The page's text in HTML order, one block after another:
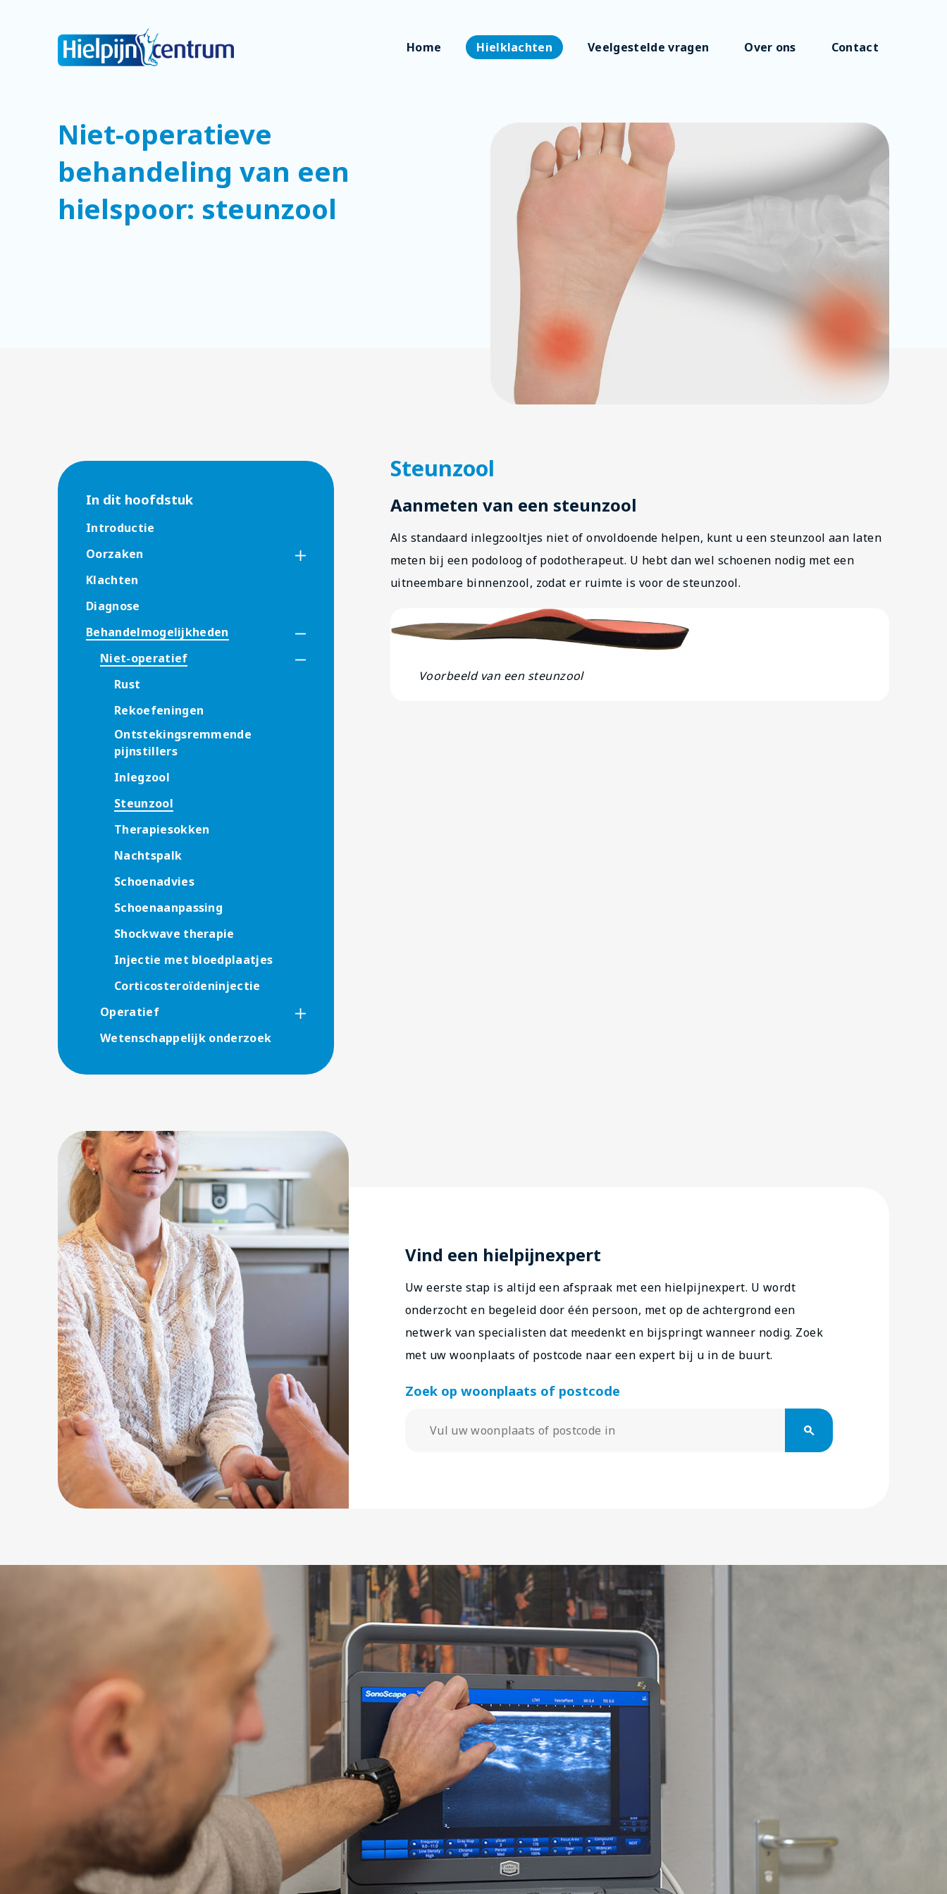
Home Hielklachten Veelgestelde vragen Over ons Contact
Niet-operatieve
behandeling van een
hielspoor: steunzool
In dit hoofdstuk
Introductie
Oorzaken
Klachten
Diagnose
Behandelmogelijkheden
Niet-operatief
Rust
Rekoefeningen
Ontstekingsremmende
pijnstillers
Inlegzool
Steunzool
Therapiesokken
Nachtspalk
Schoenadvies
Schoenaanpassing
Shockwave therapie
Injectie met bloedplaatjes
Corticosteroïdeninjectie
Operatief
Wetenschappelijk onderzoek
Steunzool
Aanmeten van een steunzool
Als standaard inlegzooltjes niet of onvoldoende helpen, kunt u een steunzool aan laten
meten bij een podoloog of podotherapeut. U hebt dan wel schoenen nodig met een
uitneembare binnenzool, zodat er ruimte is voor de steunzool.
Voorbeeld van een steunzool
Vind een hielpijnexpert
Uw eerste stap is altijd een afspraak met een hielpijnexpert. U wordt
onderzocht en begeleid door één persoon, met op de achtergrond een
netwerk van specialisten dat meedenkt en bijspringt wanneer nodig. Zoek
met uw woonplaats of postcode naar een expert bij u in de buurt.
Zoek op woonplaats of postcode
search